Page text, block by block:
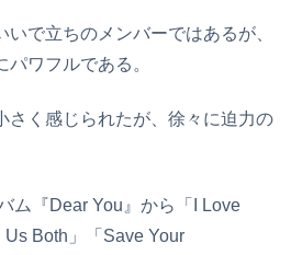
で立ちのメンバーではあるが、
ワフルである。
さく感じられたが、徐々に迫力の
ム『Dear You』から「I Love
Us Both」「Save Your